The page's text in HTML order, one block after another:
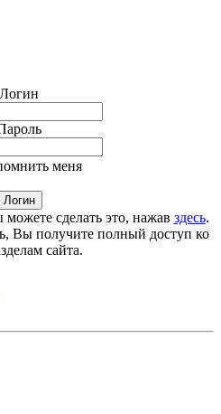
Логин
меня
сделать это, нажав здесь.
Вы получите полный доступ ко
сайта.